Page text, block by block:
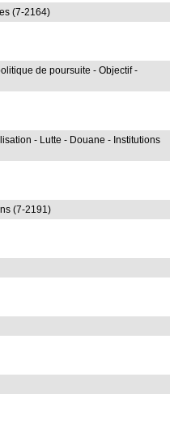
(7-2164)
de poursuite - Objectif -
- Lutte - Douane - Institutions
(7-2191)